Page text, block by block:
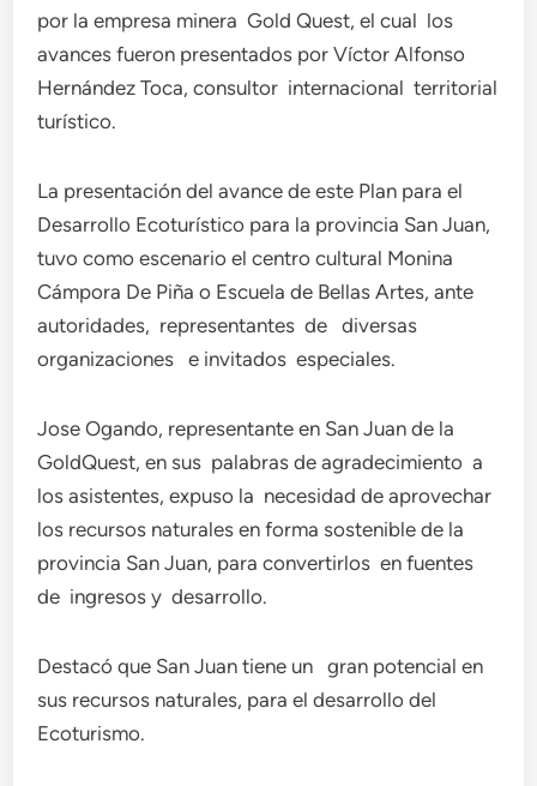
por la empresa minera Gold Quest, el cual los
avances fueron presentados por Víctor Alfonso
Hernández Toca, consultor internacional territorial
turístico.
La presentación del avance de este Plan para el
Desarrollo Ecoturístico para la provincia San Juan,
tuvo como escenario el centro cultural Monina
Cámpora De Piña o Escuela de Bellas Artes, ante
autoridades, representantes de diversas
organizaciones e invitados especiales.
Jose Ogando, representante en San Juan de la
GoldQuest, en sus palabras de agradecimiento a
los asistentes, expuso la necesidad de aprovechar
los recursos naturales en forma sostenible de la
provincia San Juan, para convertirlos en fuentes
de ingresos y desarrollo.
Destacó que San Juan tiene un gran potencial en
sus recursos naturales, para el desarrollo del
Ecoturismo.